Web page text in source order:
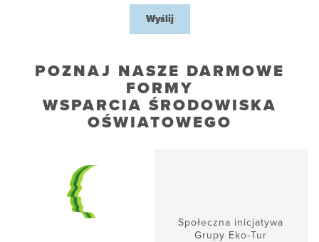
Wyślij
POZNAJ NASZE DARMOWE
FORMY
WSPARCIA ŚRODOWISKA
OŚWIATOWEGO
Społeczna inicjatywa
Grupy Eko-Tur